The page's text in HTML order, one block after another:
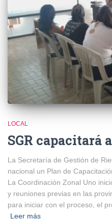
LOCAL
SGR capacitará
La Secretaría de Gestión de
nacional un Plan de
La Coordinación Zonal Uno
y reuniones previas en las
para iniciar con el proceso, el
Leer más